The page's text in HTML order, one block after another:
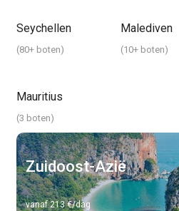
Seychellen
(80+ boten)
Malediven
(10+ boten)
Mauritius
(3 boten)
Zuidoost-Azië
vanaf 213 €/dag